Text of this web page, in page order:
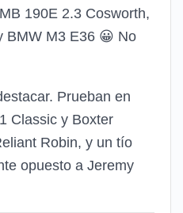
190E 2.3 Cosworth,
BMW M3 E36 😀 No
Prueban en
Classic y Boxter
Robin, y un tío
opuesto a Jeremy